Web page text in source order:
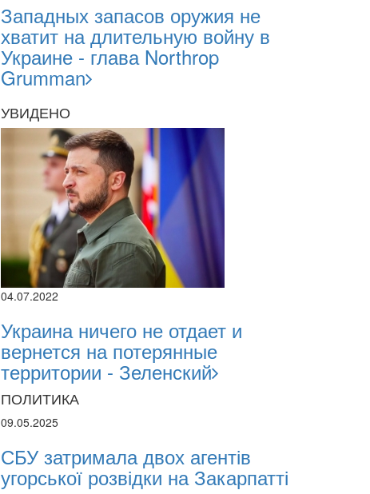
Западных запасов оружия не
хватит на длительную войну в
Украине - глава Northrop
Grumman
УВИДЕНО
04.07.2022
Украина ничего не отдает и
вернется на потерянные
территории - Зеленский
ПОЛИТИКА
09.05.2025
СБУ затримала двох агентів
угорської розвідки на Закарпатті